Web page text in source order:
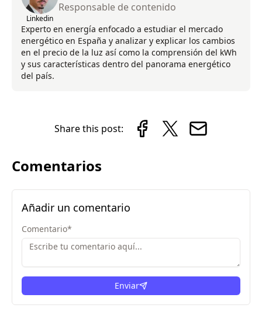
Linkedin
Responsable de contenido
Experto en energía enfocado a estudiar el mercado
energético en España y analizar y explicar los cambios
en el precio de la luz así como la comprensión del kWh
y sus características dentro del panorama energético
del país.
Share this post:
Comentarios
Añadir un comentario
Comentario*
Enviar